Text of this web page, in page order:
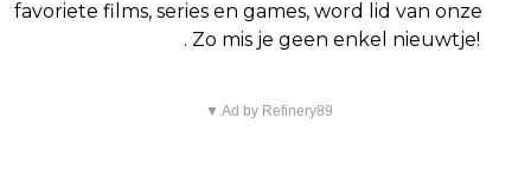
favoriete films, series en games, word lid van onze
. Zo mis je geen enkel nieuwtje!
▼ Ad by Refinery89